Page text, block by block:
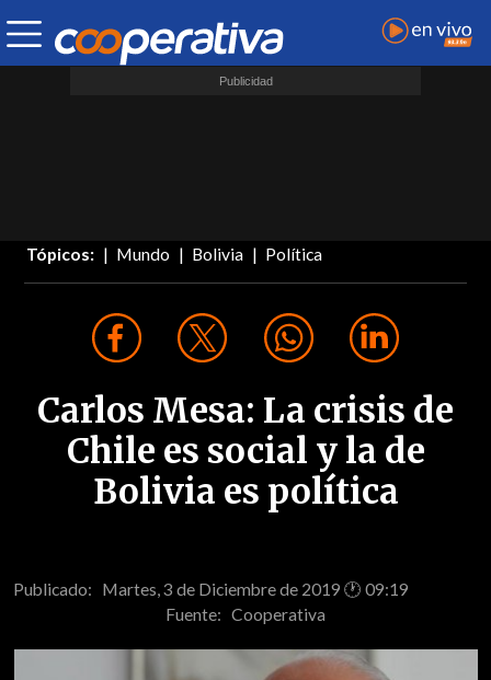
Tópicos: Mundo Bolivia Política
Carlos Mesa: La crisis de
Chile es social y la de
Bolivia es política
Publicado: Martes, 3 de Diciembre de 2019 🕐 09:19
Fuente: Cooperativa